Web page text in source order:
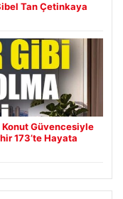
Tan Çetinkaya
Konut Güvencesiyle
173’te Hayata